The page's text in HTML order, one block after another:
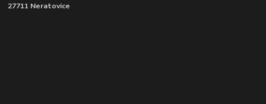
27711 Neratovice